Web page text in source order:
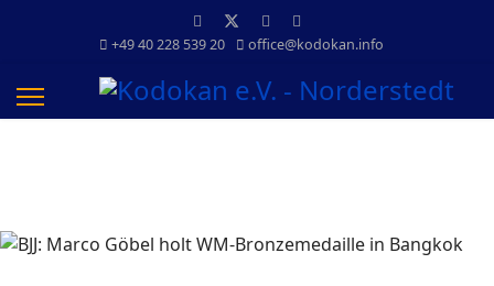
+49 40 228 539 20 office@kodokan.info